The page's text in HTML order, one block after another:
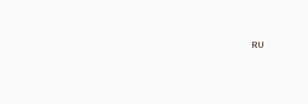
RU